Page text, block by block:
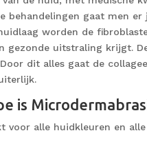
behandelingen gaat men
worden de
gezonde uitstraling krijgt.
dit alles gaat de
is
voor alle huidkleuren en